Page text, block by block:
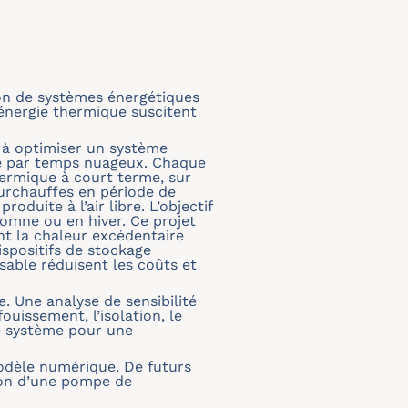
de systèmes énergétiques
thermique suscitent
optimiser un système
temps nuageux. Chaque
à court terme, sur
en période de
à l’air libre. L’objectif
ou en hiver. Ce projet
la chaleur excédentaire
de stockage
réduisent les coûts et
Une analyse de sensibilité
l’isolation, le
pour une
numérique. De futurs
d’une pompe de